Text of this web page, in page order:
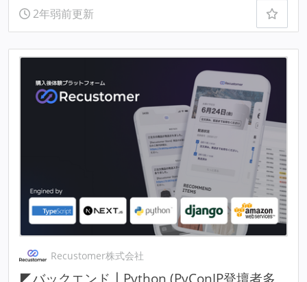
2年弱前更新
Recustomer株式会社
◤バックエンド┃Python (PyConJP登壇者多